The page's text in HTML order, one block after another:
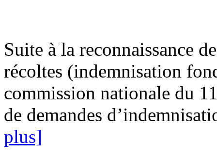
Suite à la reconnaissance
récoltes (indemnisation
commission nationale du
de demandes
plus]